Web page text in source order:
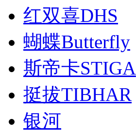
红双喜DHS
蝴蝶Butterfly
斯帝卡STIGA
挺拔TIBHAR
银河